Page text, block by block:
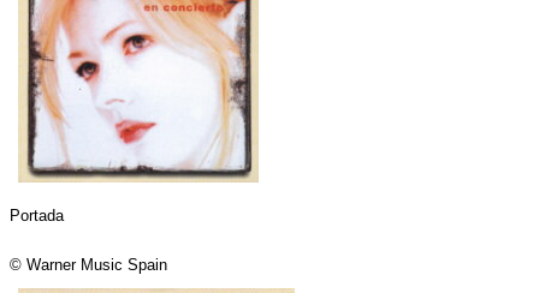
Portada
© Warner Music Spain